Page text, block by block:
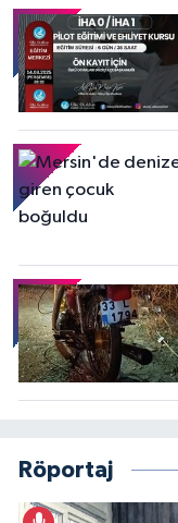
Röportaj